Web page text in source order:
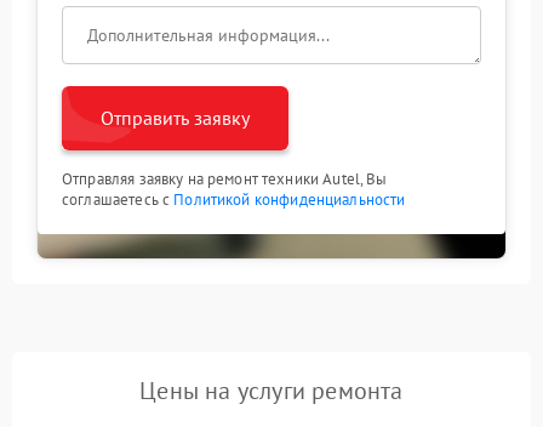
Отправить заявку
Отправляя заявку на ремонт техники Autel, Вы
соглашаетесь с Политикой конфиденциальности
Цены на услуги ремонта